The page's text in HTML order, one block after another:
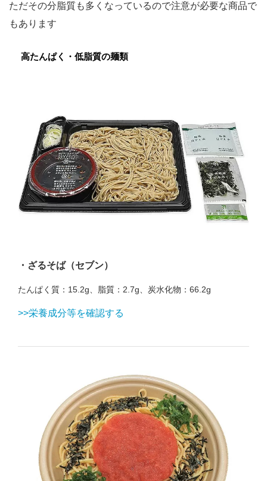
ただその分脂質も多くなっているので注意が必要な商品で
もあります
高たんぱく・低脂質の麺類
・ざるそば（セブン）
たんぱく質：15.2g、脂質：2.7g、炭水化物：66.2g
>>栄養成分等を確認する